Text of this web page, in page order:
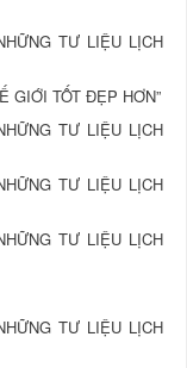
TƯ LIỆU LỊCH
GIỚI TỐT ĐẸP HƠN”
TƯ LIỆU LỊCH
TƯ LIỆU LỊCH
TƯ LIỆU LỊCH
TƯ LIỆU LỊCH